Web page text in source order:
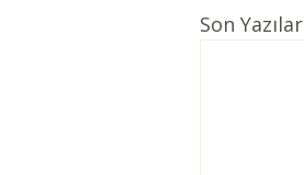
Son Yazılar